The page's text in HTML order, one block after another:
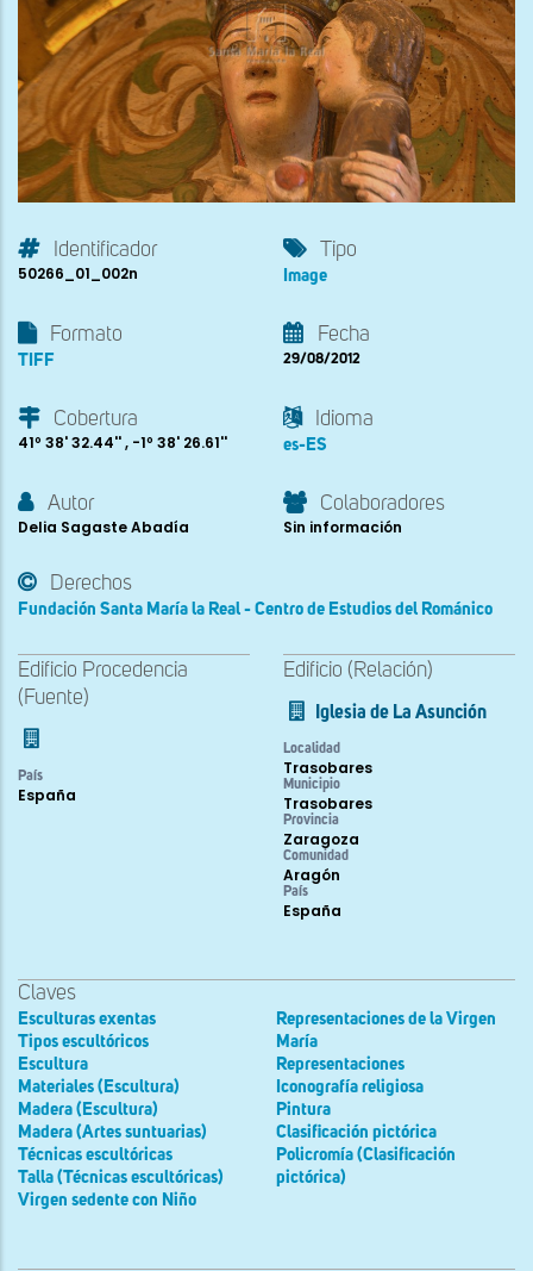
Identificador
50266_01_002n
Tipo
Image
Formato
TIFF
Fecha
29/08/2012
Cobertura
41º 38' 32.44'' , -1º 38' 26.61''
Idioma
es-ES
Autor
Delia Sagaste Abadía
Colaboradores
Sin información
Derechos
Fundación Santa María la Real - Centro de Estudios del Románico
Edificio Procedencia
(Fuente)
País
España
Edificio (Relación)
Iglesia de La Asunción
Localidad
Trasobares
Municipio
Trasobares
Provincia
Zaragoza
Comunidad
Aragón
País
España
Claves
Esculturas exentas
Tipos escultóricos
Escultura
Materiales (Escultura)
Madera (Escultura)
Madera (Artes suntuarias)
Técnicas escultóricas
Talla (Técnicas escultóricas)
Virgen sedente con Niño
Representaciones de la Virgen
María
Representaciones
Iconografía religiosa
Pintura
Clasificación pictórica
Policromía (Clasificación
pictórica)